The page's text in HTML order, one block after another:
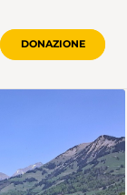
DONAZIONE